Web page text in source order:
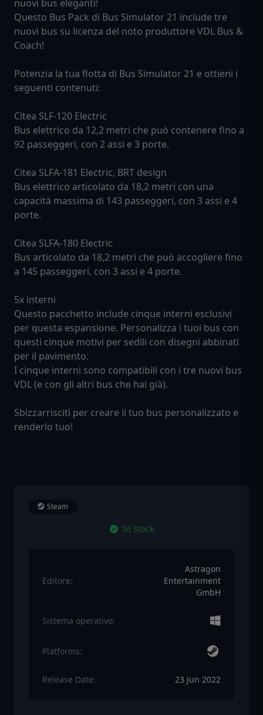
nuovi bus eleganti!
Questo Bus Pack di Bus Simulator 21 include tre
nuovi bus su licenza del noto produttore VDL Bus &
Coach!
Potenzia la tua flotta di Bus Simulator 21 e ottieni i
seguenti contenuti:
Citea SLF-120 Electric
Bus elettrico da 12,2 metri che può contenere fino a
92 passeggeri, con 2 assi e 3 porte.
Citea SLFA-181 Electric, BRT design
Bus elettrico articolato da 18,2 metri con una
capacità massima di 143 passeggeri, con 3 assi e 4
porte.
Citea SLFA-180 Electric
Bus articolato da 18,2 metri che può accogliere fino
a 145 passeggeri, con 3 assi e 4 porte.
5x interni
Questo pacchetto include cinque interni esclusivi
per questa espansione. Personalizza i tuoi bus con
questi cinque motivi per sedili con disegni abbinati
per il pavimento.
I cinque interni sono compatibili con i tre nuovi bus
VDL (e con gli altri bus che hai già).
Sbizzarrisciti per creare il tuo bus personalizzato e
renderlo tuo!
Steam
In Stock
Editore:
Astragon
Entertainment
GmbH
Sistema operativo:
Platforms:
Release Date: 23 Jun 2022